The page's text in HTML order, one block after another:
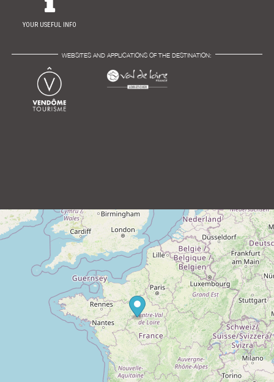
YOUR USEFUL INFO
WEBSITES AND APPLICATIONS OF THE DESTINATION: